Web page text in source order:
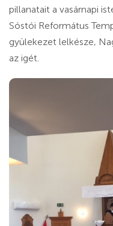
pillanatait a vasárnapi
Sóstói Református
gyülekezet lelkésze,
az igét.